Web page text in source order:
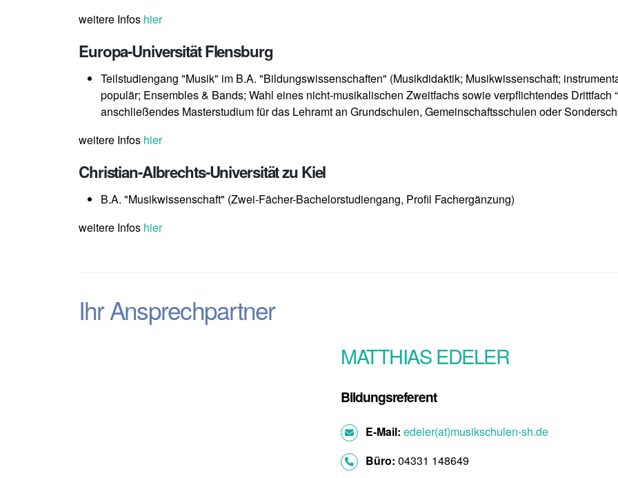
weitere Infos hier
Europa-Universität Flensburg
Teilstudiengang "Musik" im B.A. "Bildungswissenschaften" (Musikdidaktik; Musikwissenschaft;
populär; Ensembles & Bands; Wahl eines nicht-musikalischen Zweitfachs sowie verpflichtendes Drittfach
anschließendes Masterstudium für das Lehramt an Grundschulen, Gemeinschaftsschulen oder
weitere Infos hier
Christian-Albrechts-Universität zu Kiel
B.A. "Musikwissenschaft" (Zwei-Fächer-Bachelorstudiengang, Profil Fachergänzung)
weitere Infos hier
Ihr Ansprechpartner
MATTHIAS EDELER
Bildungsreferent
E-Mail: edeler(at)musikschulen-sh.de
Büro: 04331 148649